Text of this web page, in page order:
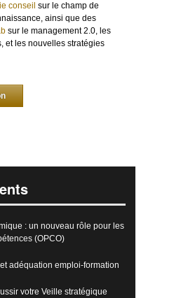
conseil sur le champ de
ainsi que des
sur le management 2.0, les
et les nouvelles stratégies
: un nouveau rôle pour les
(OPCO)
adéquation emploi-formation
votre Veille stratégique